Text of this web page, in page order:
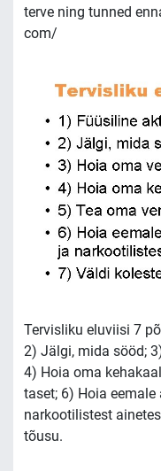
terve ning tunned
com/
Tervisliku eluviisi 7
2) Jälgi, mida sööd;
4) Hoia oma
taset; 6) Hoia
narkootilistest
tõusu.